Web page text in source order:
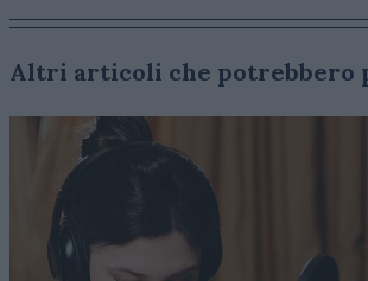
Altri articoli che potrebbero